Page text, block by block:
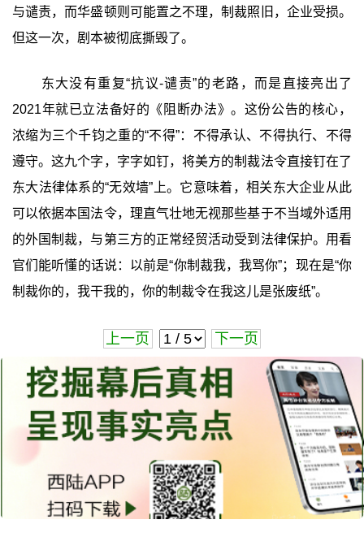
与谴责，而华盛顿则可能置之不理，制裁照旧，企业受损。
但这一次，剧本被彻底撕毁了。
东大没有重复“抗议-谴责”的老路，而是直接亮出了
2021年就已立法备好的《阻断办法》。这份公告的核心，
浓缩为三个千钧之重的“不得”：不得承认、不得执行、不得
遵守。这九个字，字字如钉，将美方的制裁法令直接钉在了
东大法律体系的“无效墙”上。它意味着，相关东大企业从此
可以依据本国法令，理直气壮地无视那些基于不当域外适用
的外国制裁，与第三方的正常经贸活动受到法律保护。用看
官们能听懂的话说：以前是“你制裁我，我骂你”；现在是“你
制裁你的，我干我的，你的制裁令在我这儿是张废纸”。
上一页 下一页